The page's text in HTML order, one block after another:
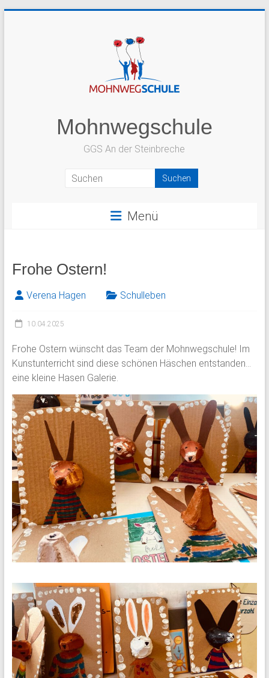
Mohnwegschule
GGS An der Steinbreche
Menü
Frohe Ostern!
Verena Hagen Schulleben
10.04.2025
Frohe Ostern wünscht das Team der Mohnwegschule! Im
Kunstunterricht sind diese schönen Häschen entstanden…
eine kleine Hasen Galerie.